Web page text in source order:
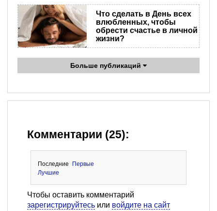
Что сделать в День всех
влюбленных, чтобы
обрести счастье в личной
жизни?
Больше публикаций
Комментарии (25):
Последние
Первые
Лучшие
Чтобы оставить комментарий
зарегистрируйтесь или войдите на сайт